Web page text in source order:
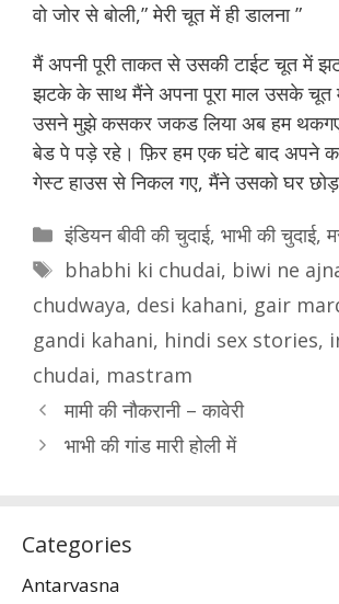
वो जोर से बोली,” मेरी चूत में ही डालना ”
मैं अपनी पूरी ताकत से उसकी टाईट चूत में
झटके के साथ मैंने अपना पूरा माल उसके चूत
उसने मुझे कसकर जकड लिया अब हम थकगए
बेड पे पड़े रहे। फ़िर हम एक घंटे बाद अपने
गेस्ट हाउस से निकल गए, मैंने उसको घर छोड़
Categories
इंडियन बीवी की चुदाई, भाभी की चुदाई,
Tags
bhabhi ki chudai, biwi ne
chudwaya, desi kahani, gair
gandi kahani, hindi sex stories,
chudai, mastram
मामी की नौकरानी – कावेरी
भाभी की गांड मारी होली में
Categories
Antarvasna